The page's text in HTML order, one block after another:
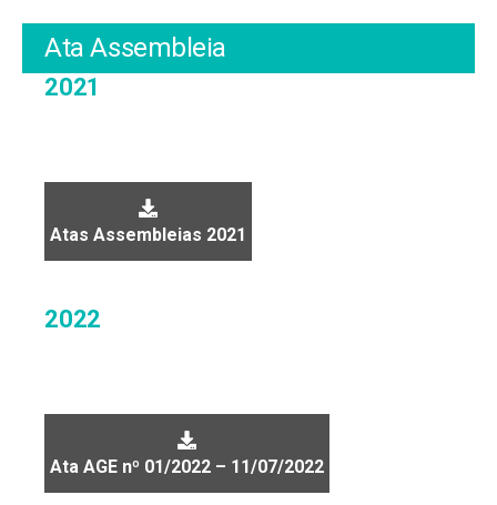
Ata Assembleia
2021
Atas Assembleias 2021
2022
Ata AGE nº 01/2022 – 11/07/2022